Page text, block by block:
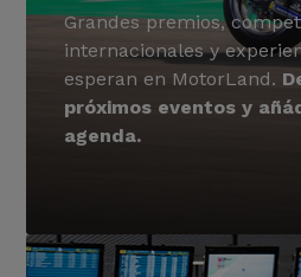
Grandes premios,
internacionales y
esperan en MotorLand.
próximos eventos y
agenda.